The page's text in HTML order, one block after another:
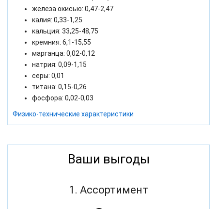
железа окисью: 0,47-2,47
калия: 0,33-1,25
кальция: 33,25-48,75
кремния: 6,1-15,55
марганца: 0,02-0,12
натрия: 0,09-1,15
серы: 0,01
титана: 0,15-0,26
фосфора: 0,02-0,03
Физико-технические характеристики
Ваши выгоды
1. Ассортимент